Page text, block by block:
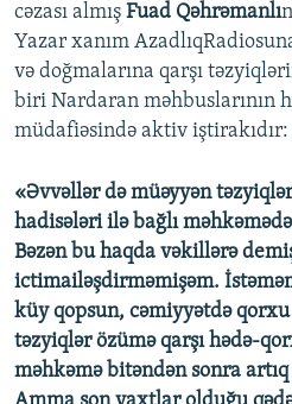
cəzası almış Fuad Qəhrəmanlı
Yazar xanım
və doğmalarına qarşı
biri Nardaran məhbuslarının
müdafiəsində aktiv iştirakıdır:
«Əvvəllər də müəyyən
hadisələri ilə bağlı
Bəzən bu haqda vəkillərə
ictimailəşdirməmişəm.
küy qopsun, cəmiyyətdə
təzyiqlər özümə qarşı hədə-
məhkəmə bitəndən sonra